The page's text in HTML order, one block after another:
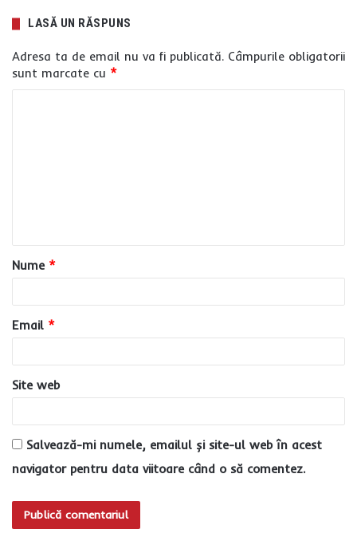
LASĂ UN RĂSPUNS
Adresa ta de email nu va fi publicată. Câmpurile obligatorii
sunt marcate cu *
a
r
u
*
Nume *
Email *
Site web
Salvează-mi numele, emailul și site-ul web în acest
navigator pentru data viitoare când o să comentez.